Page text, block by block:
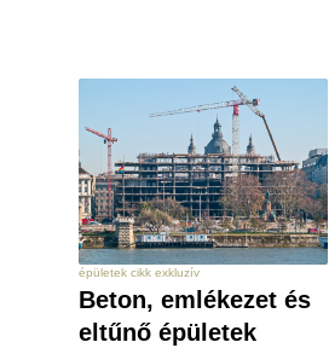
épületek cikk exkluzív
Beton, emlékezet és
eltűnő épületek